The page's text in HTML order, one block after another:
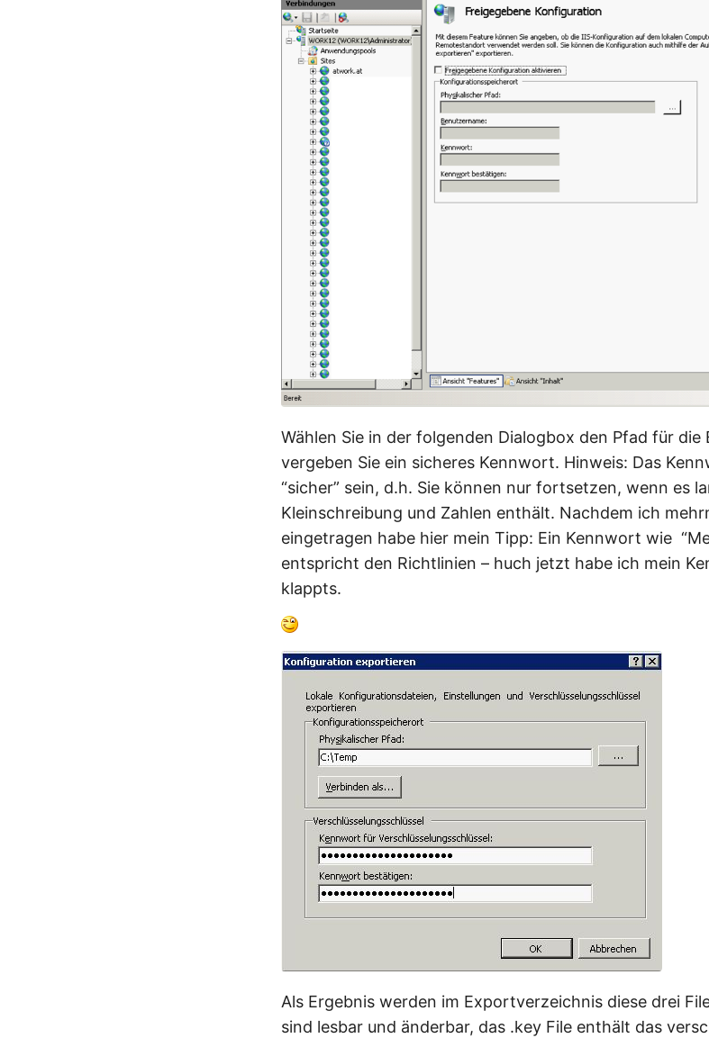
Wählen Sie in der folgenden Dialogbox den Pfad für die
vergeben Sie ein sicheres Kennwort. Hinweis: Das
“sicher” sein, d.h. Sie können nur fortsetzen, wenn es
Kleinschreibung und Zahlen enthält. Nachdem ich
eingetragen habe hier mein Tipp: Ein Kennwort wie
entspricht den Richtlinien – huch jetzt habe ich mein
klappts.
Als Ergebnis werden im Exportverzeichnis diese drei
sind lesbar und änderbar, das .key File enthält das